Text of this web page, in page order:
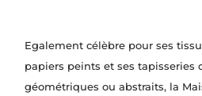
Egalement célèbre pour ses
papiers peints et ses tapisseries
géométriques ou abstraits, la